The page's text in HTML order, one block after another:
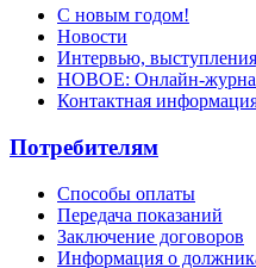
С новым годом!
Новости
Интервью,
НОВОЕ: Онлайн-
Контактная
Потребителям
Способы оплаты
Передача показаний
Заключение договоров
Информация о